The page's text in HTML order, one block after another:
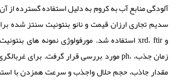
آلودگی منابع آب به کروم به دلیل استفاده گسترده
سدیم تجاری ارزان قیمت و نانو بنتونیت سنتز شده